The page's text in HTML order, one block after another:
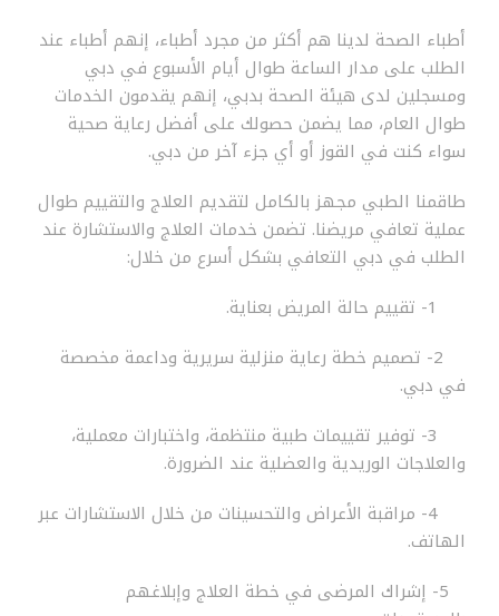
أطباء الصحة لدينا هم أكثر من مجرد أطباء، إنهم أطباء عند
الطلب على مدار الساعة طوال أيام الأسبوع في دبي
ومسجلين لدى هيئة الصحة بدبي، إنهم يقدمون الخدمات
طوال العام، مما يضمن حصولك على أفضل رعاية صحية
سواء كنت في القوز أو أي جزء آخر من دبي.
طاقمنا الطبي مجهز بالكامل لتقديم العلاج والتقييم طوال
عملية تعافي مريضنا. تضمن خدمات العلاج والاستشارة عند
الطلب في دبي التعافي بشكل أسرع من خلال:
2- تصميم خطة رعاية منزلية سريرية وداعمة مخصصة
في دبي.
3- توفير تقييمات طبية منتظمة، واختبارات معملية،
والعلاجات الوريدية والعضلية عند الضرورة.
4- مراقبة الأعراض والتحسينات من خلال الاستشارات عبر
الهاتف.
5- إشراك المرضى في خطة العلاج وإبلاغهم